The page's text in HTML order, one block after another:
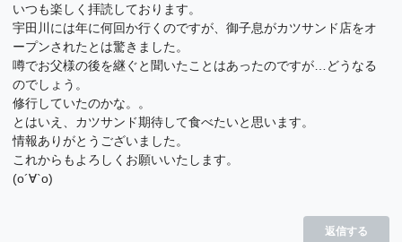
いつも楽しく拝読しております。
宇田川には年に何回か行くのですが、御子息がカツサンド店をオ
ープンされたとは驚きました。
噂でお父様の後を継ぐと聞いたことはあったのですが…どうなる
のでしょう。
修行していたのかな。。
とはいえ、カツサンド期待して食べたいと思います。
情報ありがとうございました。
これからもよろしくお願いいたします。
(о´∀`о)
返信する